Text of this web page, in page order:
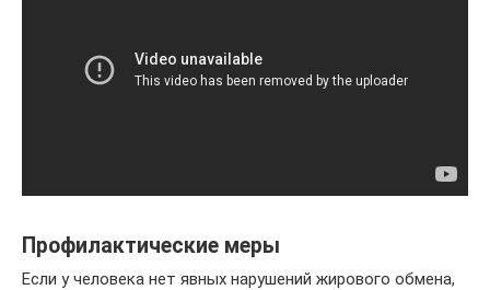
Профилактические меры
Если у человека нет явных нарушений жирового обмена,